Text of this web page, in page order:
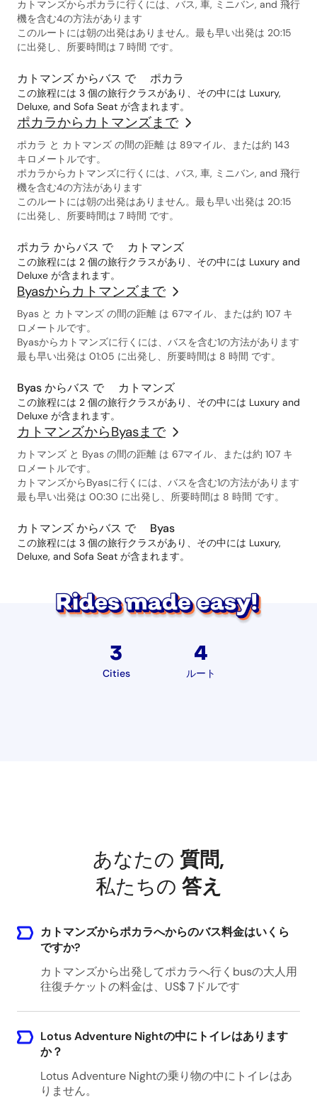
カトマンズからポカラに行くには、バス, 車, ミニバン, and 飛行
機を含む4の方法があります
このルートには朝の出発はありません。最も早い出発は 20:15
に出発し、所要時間は 7 時間 です。
カトマンズ からバス で ポカラ
この旅程には 3 個の旅行クラスがあり、その中には Luxury,
Deluxe, and Sofa Seat が含まれます。
ポカラからカトマンズまで
ポカラ と カトマンズ の間の距離 は 89マイル、または約 143
キロメートルです。
ポカラからカトマンズに行くには、バス, 車, ミニバン, and 飛行
機を含む4の方法があります
このルートには朝の出発はありません。最も早い出発は 20:15
に出発し、所要時間は 7 時間 です。
ポカラ からバス で カトマンズ
この旅程には 2 個の旅行クラスがあり、その中には Luxury and
Deluxe が含まれます。
Byasからカトマンズまで
Byas と カトマンズ の間の距離 は 67マイル、または約 107 キ
ロメートルです。
Byasからカトマンズに行くには、バスを含む1の方法があります
最も早い出発は 01:05 に出発し、所要時間は 8 時間 です。
Byas からバス で カトマンズ
この旅程には 2 個の旅行クラスがあり、その中には Luxury and
Deluxe が含まれます。
カトマンズからByasまで
カトマンズ と Byas の間の距離 は 67マイル、または約 107 キ
ロメートルです。
カトマンズからByasに行くには、バスを含む1の方法があります
最も早い出発は 00:30 に出発し、所要時間は 8 時間 です。
カトマンズ からバス で Byas
この旅程には 3 個の旅行クラスがあり、その中には Luxury,
Deluxe, and Sofa Seat が含まれます。
3
Cities
4
ルート
あなたの 質問,
私たちの 答え
カトマンズからポカラへからのバス料金はいくら
ですか?
カトマンズから出発してポカラへ行くbusの大人用
往復チケットの料金は、US$ 7ドルです
Lotus Adventure Nightの中にトイレはあります
か？
Lotus Adventure Nightの乗り物の中にトイレはあ
りません。